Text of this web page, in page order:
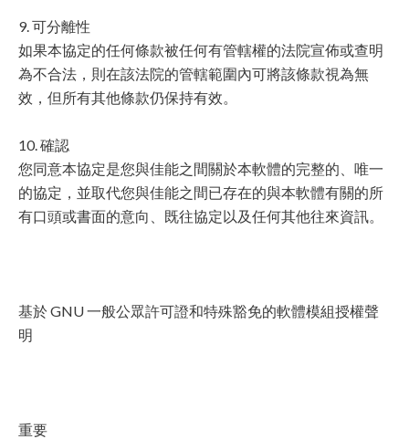
9. 可分離性
如果本協定的任何條款被任何有管轄權的法院宣佈或查明
為不合法，則在該法院的管轄範圍內可將該條款視為無
效，但所有其他條款仍保持有效。
10. 確認
您同意本協定是您與佳能之間關於本軟體的完整的、唯一
的協定，並取代您與佳能之間已存在的與本軟體有關的所
有口頭或書面的意向、既往協定以及任何其他往來資訊。
基於 GNU 一般公眾許可證和特殊豁免的軟體模組授權聲
明
重要